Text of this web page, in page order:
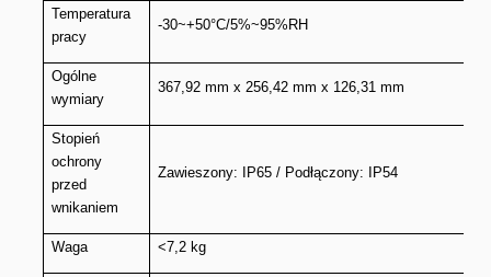
Temperatura
pracy
-30~+50°C/5%~95%RH
Ogólne
wymiary
367,92 mm x 256,42 mm x 126,31 mm
Stopień
ochrony
przed
wnikaniem
Zawieszony: IP65 / Podłączony: IP54
Waga <7,2 kg